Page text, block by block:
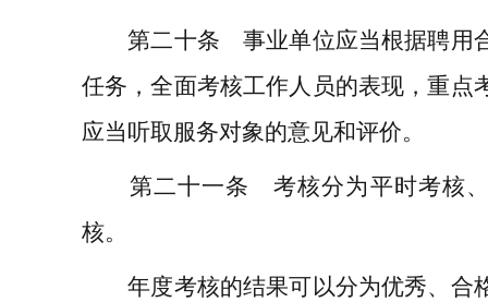
第二十条 事业单位应当根据聘用
任务，全面考核工作人员的表现，重点
应当听取服务对象的意见和评价。
第二十一条 考核分为平时考核、
核。
年度考核的结果可以分为优秀、合